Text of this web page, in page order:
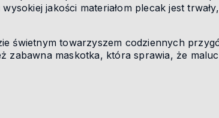
jakości materiałom plecak jest
świetnym towarzyszem codziennych
zabawna maskotka, która sprawia, że